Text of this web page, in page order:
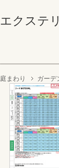
エクステ
庭まわり ガーデ